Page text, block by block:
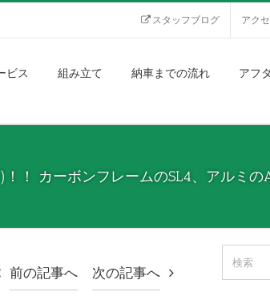
スタッフブログ アク
ビス 組み立て 納車までの流れ アフ
！ カーボンフレームのSL4、アルミの
前の記事へ 次の記事へ